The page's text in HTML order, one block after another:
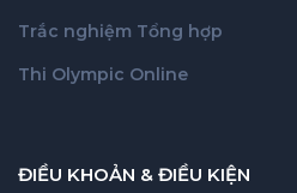
Trắc nghiệm Tổng hợp
Thi Olympic Online
ĐIỀU KHOẢN & ĐIỀU KIỆN